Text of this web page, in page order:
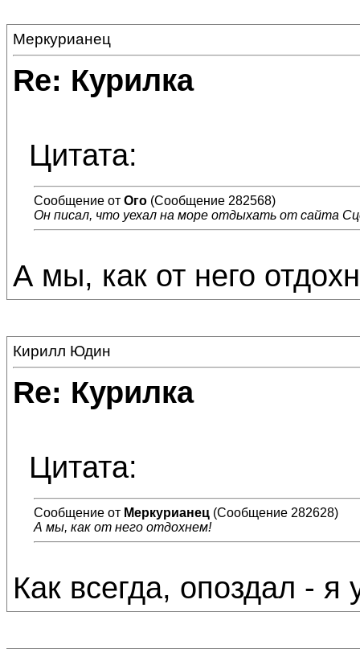
Меркурианец
Re: Курилка
Цитата:
Сообщение от Ого (Сообщение 282568)
Он писал, что уехал на море отдыхать от сайта
А мы, как от него
Кирилл Юдин
Re: Курилка
Цитата:
Сообщение от Меркурианец (Сообщение 282628)
А мы, как от него отдохнем!
Как всегда, опоздал -